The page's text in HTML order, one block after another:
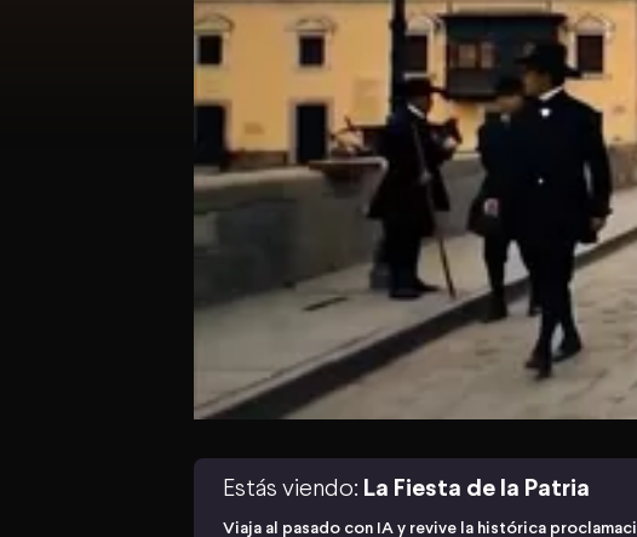
Estás viendo: La Fiesta de la Patria
Viaja al pasado con IA y revive la histórica